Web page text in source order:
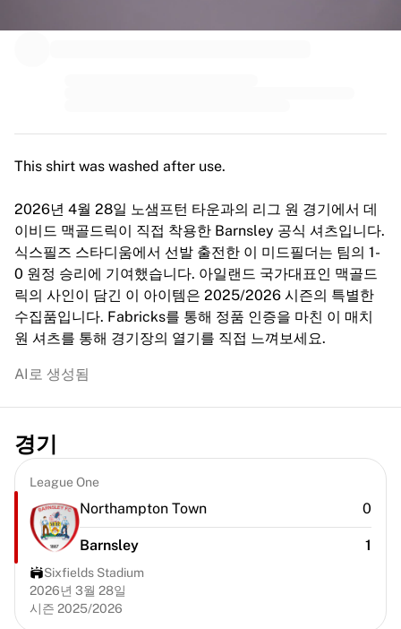
캐나다 여자 축구
OL 리요네스
파리 생제르맹 페미닌
아스널 WFC
국가별로 둘러보기
농구
하이라이트
샬럿 호네츠
LA 클리퍼스
포틀랜드 트레일 블레이저스
농구 전체 보기
주요 NBA 팀
샬럿 호네츠
시카고 불스
포틀랜드 트레일 블레이저스
LA 클리퍼스
NBA 전체 보기
주요 유럽 팀
베식타시 게인
This shirt was washed after use.
2026년 4월 28일 노샘프턴 타운과의 리그 원 경기에서 데
이비드 맥골드릭이 직접 착용한 Barnsley 공식 셔츠입니다.
식스필즈 스타디움에서 선발 출전한 이 미드필더는 팀의 1-
0 원정 승리에 기여했습니다. 아일랜드 국가대표인 맥골드
릭의 사인이 담긴 이 아이템은 2025/2026 시즌의 특별한
수집품입니다. Fabricks를 통해 정품 인증을 마친 이 매치
원 셔츠를 통해 경기장의 열기를 직접 느껴보세요.
AI로 생성됨
경기
League One
Northampton Town 0
Barnsley 1
Sixfields Stadium
2026년 3월 28일
시즌 2025/2026